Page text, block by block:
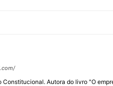
Constitucional. Autora do livro "O